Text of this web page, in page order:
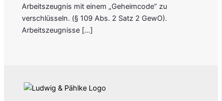
Arbeitszeugnis mit einem „Geheimcode“ zu
verschlüsseln. (§ 109 Abs. 2 Satz 2 GewO).
Arbeitszeugnisse […]